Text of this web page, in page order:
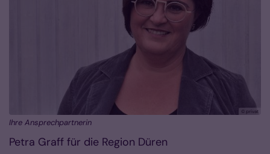
© privat
Ihre Ansprechpartnerin
Petra Graff für die Region Düren